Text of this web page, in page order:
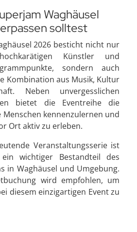
Waghäusel
solltest
2026 besticht nicht nur
Künstler und
sondern auch
Kombination aus Musik, Kultur
Neben unvergesslichen
bietet die Eventreihe die
Menschen kennenzulernen und
Ort aktiv zu erleben.
Veranstaltungsserie ist
wichtiger Bestandteil des
in Waghäusel und Umgebung.
wird empfohlen, um
diesem einzigartigen Event zu